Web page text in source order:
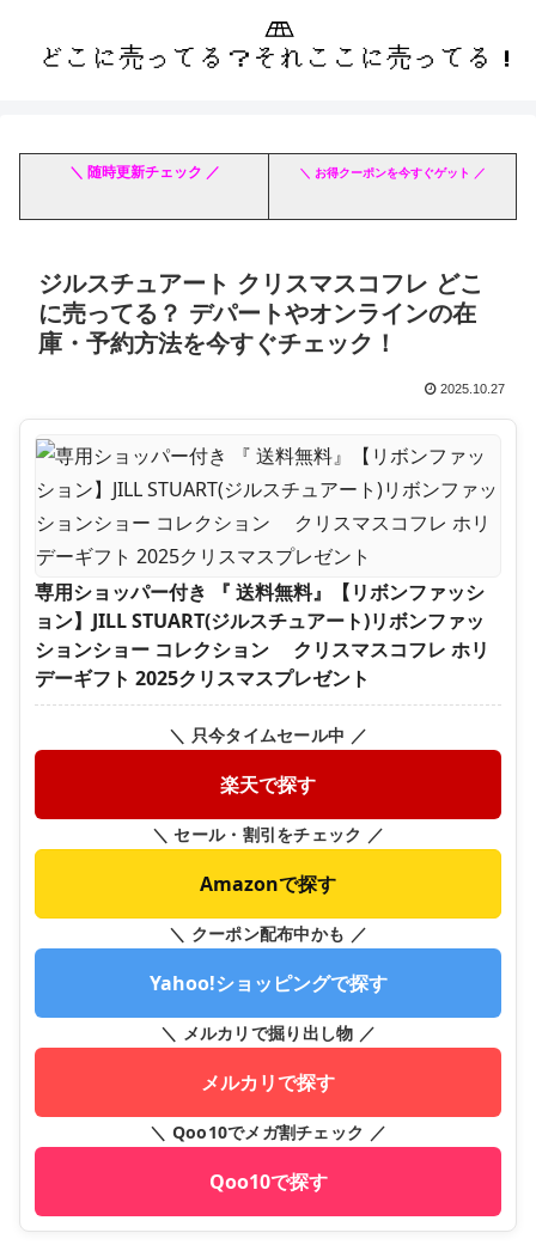
＼ 随時更新チェック ／ ＼ お得クーポンを今すぐゲット ／
ジルスチュアート クリスマスコフレ どこ
に売ってる？ デパートやオンラインの在
庫・予約方法を今すぐチェック！
2025.10.27
専用ショッパー付き 『 送料無料』【リボンファッシ
ョン】JILL STUART(ジルスチュアート)リボンファッ
ションショー コレクション クリスマスコフレ ホリ
デーギフト 2025クリスマスプレゼント
＼ 只今タイムセール中 ／
楽天で探す
＼ セール・割引をチェック ／
Amazonで探す
＼ クーポン配布中かも ／
Yahoo!ショッピングで探す
＼ メルカリで掘り出し物 ／
メルカリで探す
＼ Qoo10でメガ割チェック ／
Qoo10で探す